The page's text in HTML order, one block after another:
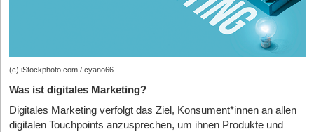
(c) iStockphoto.com / cyano66
Was ist digitales Marketing?
Digitales Marketing verfolgt das Ziel, Konsument*innen an allen
digitalen Touchpoints anzusprechen, um ihnen Produkte und